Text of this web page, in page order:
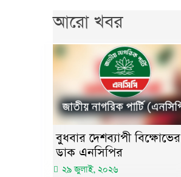
আরো খবর
বুধবার দেশব্যাপী বিক্ষোভের
ডাক এনসিপির
২৯ জুলাই, ২০২৬